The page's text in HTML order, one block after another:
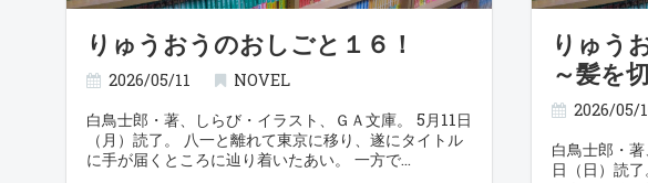
りゅうおうのおしごと１６！
2026/05/11
NOVEL
白鳥士郎・著、しらび・イラスト、ＧＡ文庫。 5月11日
（月）読了。 八一と離れて東京に移り、遂にタイトル
に手が届くところに辿り着いたあい。 一方で
りゅう
～髪を
2026/05/
白鳥士郎・
日（日）読